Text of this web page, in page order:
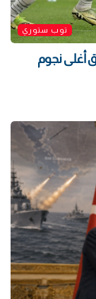
توب ستوري
أغلى نجوم